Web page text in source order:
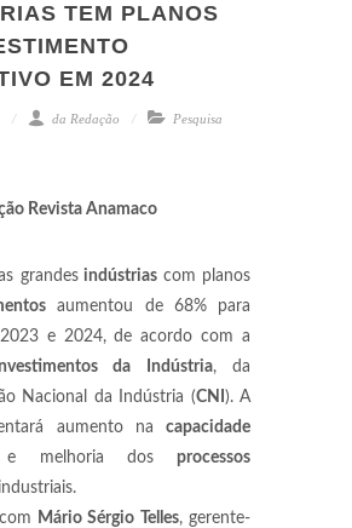
TEM PLANOS
EM 2024
da Redação Pesquisa
Revista Anamaco
grandesindústriascom planos
aumentou de 68% para
e 2024, de acordo com a
da Indústria, da
Nacional da Indústria (CNI ). A
aumento na capacidade
melhoria dos processos
industriais.
Mário Sérgio Telles, gerente-